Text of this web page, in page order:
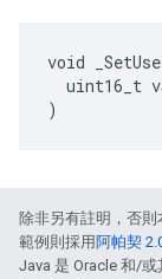
void
uint16_t
)
除非另有註明，否則
範例則採用 阿帕契
Java 是 Oracle 和/